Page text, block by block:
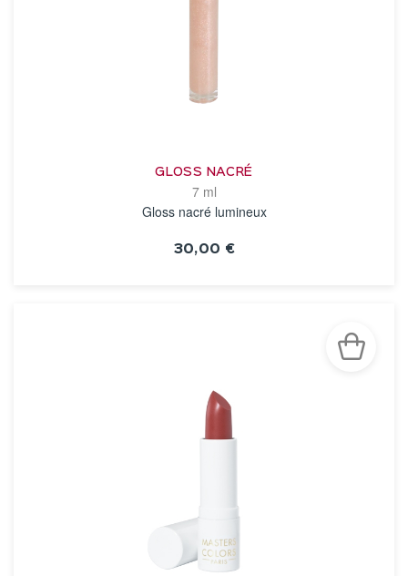
GLOSS NACRÉ
7 ml
Gloss nacré lumineux
30,00 €